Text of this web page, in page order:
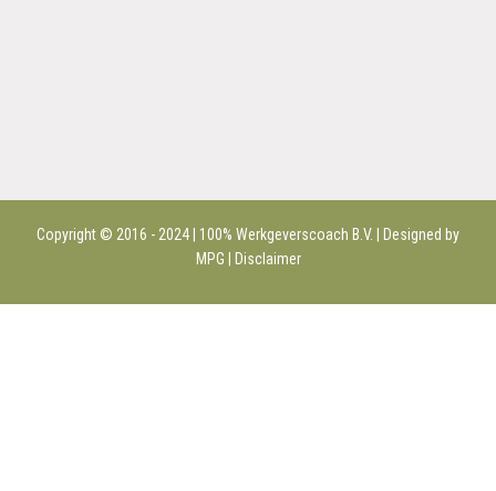
Copyright © 2016 - 2024 | 100% Werkgeverscoach B.V. | Designed by
MPG |
Disclaimer